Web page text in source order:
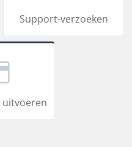
Support-verzoeken
uitvoeren